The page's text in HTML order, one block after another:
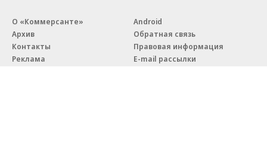
О «Коммерсанте»
Архив
Контакты
Реклама
Android
Обратная связь
Правовая информация
E-mail рассылки